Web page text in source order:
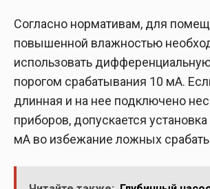
Согласно нормативам, для
повышенной влажностью
использовать
порогом срабатывания 10 мА.
длинная и на нее подключено
приборов, допускается
мА во избежание ложных